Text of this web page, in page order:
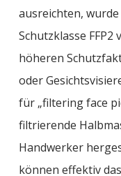
ausreichten,
Schutzklasse
höheren
oder
für „filteringface
filtrierende
Handwerker
können effektiv